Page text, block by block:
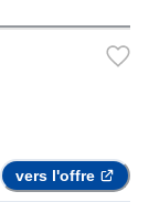
vers l'offre